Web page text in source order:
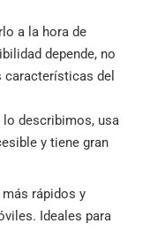
a la hora de
depende, no
del
lo describimos, usa
y tiene gran
más rápidos y
Ideales para